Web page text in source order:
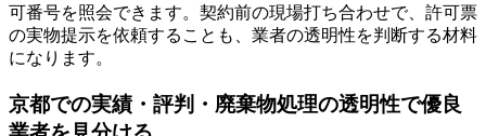
可番号を照会できます。契約前の現場打ち合わせで、許可票
の実物提示を依頼することも、業者の透明性を判断する材料
になります。
京都での実績・評判・廃棄物処理の透明性で優良